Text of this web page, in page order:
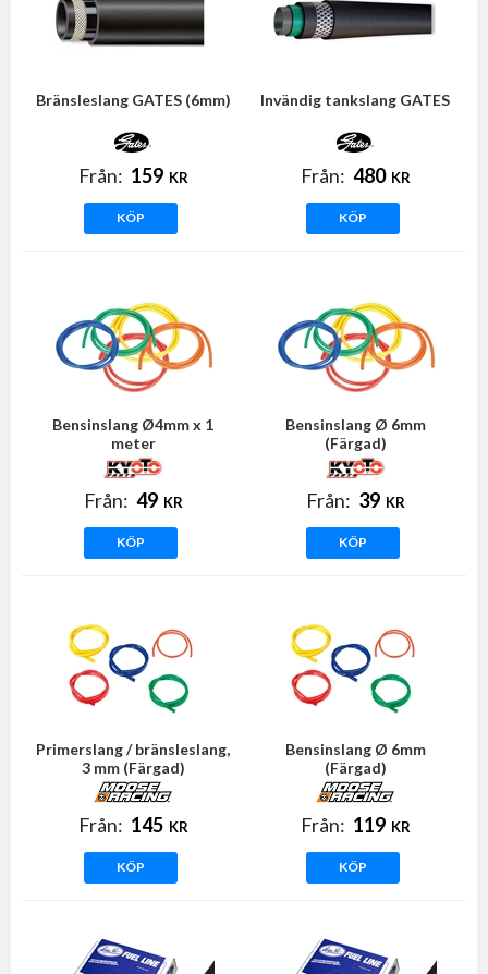
Bränsleslang GATES (6mm)
Från: 159 KR
KÖP
Invändig tankslang GATES
Från: 480 KR
KÖP
Bensinslang Ø4mm x 1
meter
Från: 49 KR
KÖP
Bensinslang Ø 6mm
(Färgad)
Från: 39 KR
KÖP
Primerslang / bränsleslang,
3 mm (Färgad)
Från: 145 KR
KÖP
Bensinslang Ø 6mm
(Färgad)
Från: 119 KR
KÖP